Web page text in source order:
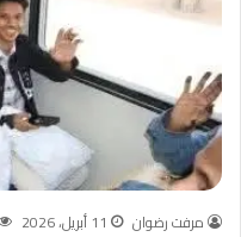
مرفت رضوان 11 أبريل، 2026